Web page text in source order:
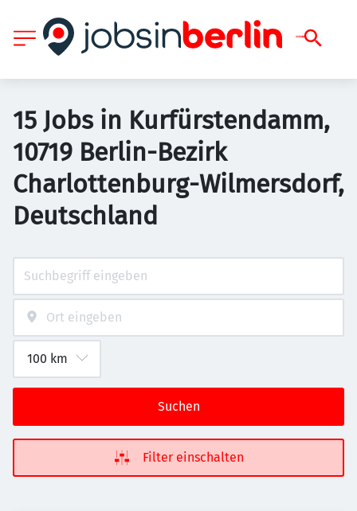
15 Jobs in Kurfürstendamm,
10719 Berlin-Bezirk
Charlottenburg-Wilmersdorf,
Deutschland
Suchen
Filter einschalten